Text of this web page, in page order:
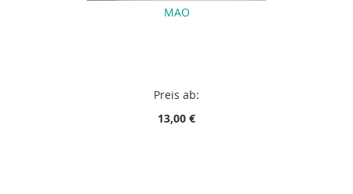
MAO
Preis ab:
13,00 €